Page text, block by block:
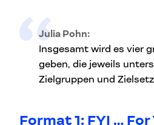
Julia Pohn:
Insgesamt wird es vier
geben, die jeweils
Zielgruppen und
Format 1: FYI … For